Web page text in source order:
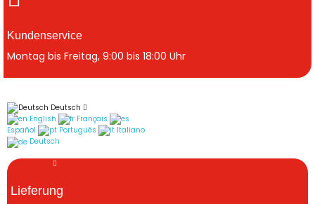
Kundenservice
Montag bis Freitag, 9:00 bis 18:00 Uhr
Deutsch
English
Français
Español
Português
Italiano
Deutsch
Lieferung